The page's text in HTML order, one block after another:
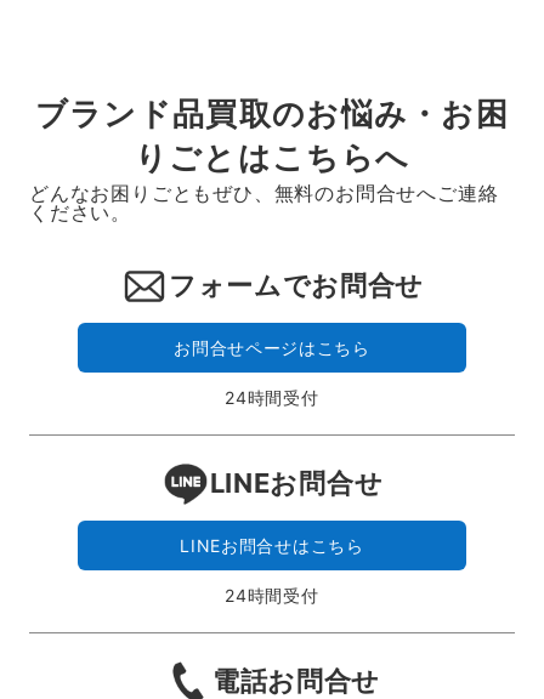
ブランド品買取のお悩み・お困
りごとはこちらへ
どんなお困りごともぜひ、無料のお問合せへご連絡
ください。
フォームでお問合せ
お問合せページはこちら
24時間受付
LINEお問合せ
LINEお問合せはこちら
24時間受付
電話お問合せ